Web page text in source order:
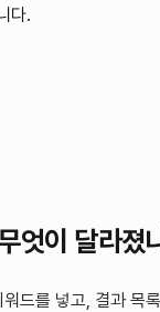
다.
엇이 달라졌
드를 넣고, 결과 목